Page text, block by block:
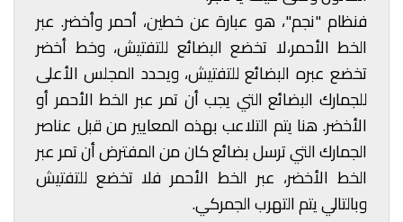
فنظام "نجم"، هو عبارة عن خطين، أحمر وأخضر. عبر
الخط الأحمر،لا تخضع البضائع للتفتيش، وخط أخضر
تخضع عبره البضائع للتفتيش، ويحدد المجلس الأعلى
للجمارك البضائع التي يجب أن تمر عبر الخط الأحمر أو
الأخضر. هنا يتم التلاعب بهذه المعايير من قبل عناصر
الجمارك التي ترسل بضائع كان من المفترض أن تمر عبر
الخط الأخضر، عبر الخط الأحمر فلا تخضع للتفتيش
وبالتالي يتم التهرب الجمركي.